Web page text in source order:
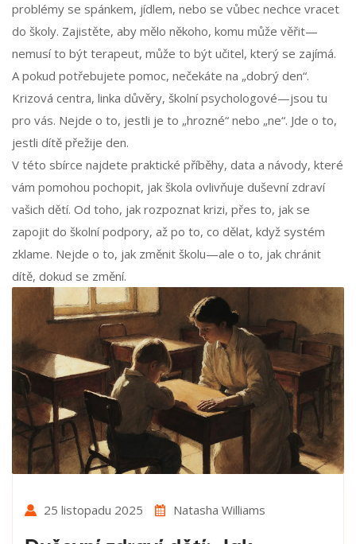
problémy se spánkem, jídlem, nebo se vůbec nechce vracet
do školy. Zajistěte, aby mělo někoho, komu může věřit—
nemusí to být terapeut, může to být učitel, který se zajímá.
A pokud potřebujete pomoc, nečekáte na „dobrý den“.
Krizová centra, linka důvěry, školní psychologové—jsou tu
pro vás. Nejde o to, jestli je to „hrozné“ nebo „ne“. Jde o to,
jestli dítě přežije den.
V této sbírce najdete praktické příběhy, data a návody, které
vám pomohou pochopit, jak škola ovlivňuje duševní zdraví
vašich dětí. Od toho, jak rozpoznat krizi, přes to, jak se
zapojit do školní podpory, až po to, co dělat, když systém
zklame. Nejde o to, jak změnit školu—ale o to, jak chránit
dítě, dokud se změní.
25 listopadu 2025 Natasha Williams